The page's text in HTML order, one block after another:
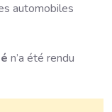
automobiles
n’a été rendu